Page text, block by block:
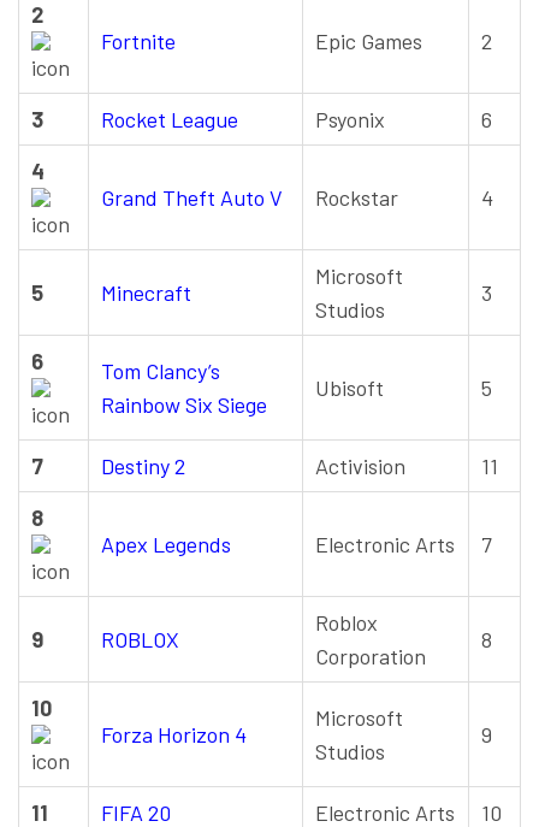
2
Fortnite
Epic Games 2
3 Rocket League Psyonix
6
4
Grand Theft Auto V
Rockstar 4
5 Minecraft
Microsoft
Studios
3
6
Tom Clancy’s
Rainbow Six Siege
Ubisoft 5
7 Destiny 2 Activision
11
8
Apex Legends
Electronic Arts 7
9 ROBLOX
Roblox
Corporation
8
10
Forza Horizon 4
Microsoft
Studios
9
11 FIFA 20 Electronic Arts
10